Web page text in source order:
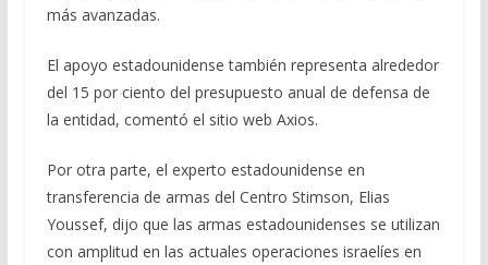
más avanzadas.
El apoyo estadounidense también representa alrededor
del 15 por ciento del presupuesto anual de defensa de
la entidad, comentó el sitio web Axios.
Por otra parte, el experto estadounidense en
transferencia de armas del Centro Stimson, Elias
Youssef, dijo que las armas estadounidenses se utilizan
con amplitud en las actuales operaciones israelíes en